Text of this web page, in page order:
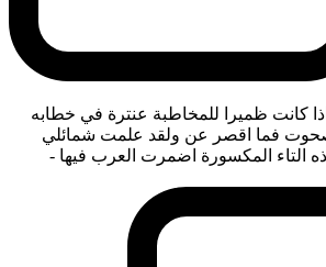
كانت ظميرا للمخاطبة عنترة في خطابه
صحوت فما اقصر عن ولقد علمت شمائلي
التاء المكسورة اضمرت العرب فيها -